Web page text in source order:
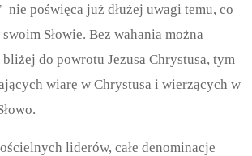
nie poświęca już dłużej uwagi temu, co
Słowie. Bez wahania można
do powrotu Jezusa Chrystusa, tym
wiarę w Chrystusa i wierzących w
liderów, całe denominacje